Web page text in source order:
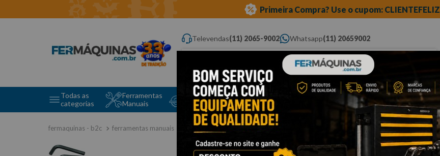
Primeira Compra? Use o cupom: CLIENTEFELIZ
Televendas(11) 2065-9002 Whatsapp(11) 20659002
Digite aqui o que você procura...
Todas as
categorias
Ferramentas
Manuais
Ferramentas Elétricas
e Máquinas
Ferramentas
Ferramentas
Automotivas Especiais
ferramentas manuais chave allen curta